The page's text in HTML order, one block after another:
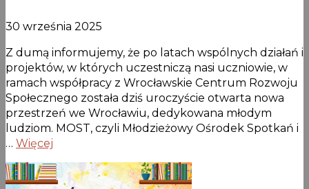
30 września 2025
Z dumą informujemy, że po latach wspólnych działań i
projektów, w których uczestniczą nasi uczniowie, w
ramach współpracy z Wrocławskie Centrum Rozwoju
Społecznego została dziś uroczyście otwarta nowa
przestrzeń we Wrocławiu, dedykowana młodym
ludziom. MOST, czyli Młodzieżowy Ośrodek Spotkań i
… Więcej